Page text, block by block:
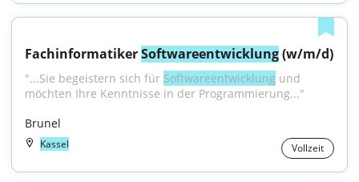
Fachinformatiker Softwareentwicklung (w/m/d)
"...Sie begeistern sich für Softwareentwicklung und
möchten Ihre Kenntnisse in der Programmierung..."
Brunel
Kassel Vollzeit